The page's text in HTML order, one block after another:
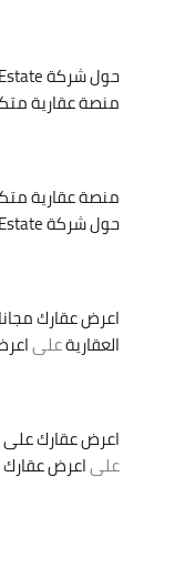
حول شركة Gate Masr Real Estate - بوابة مصر العقارية
منصة عقارية
منصة عقارية
حول شركة Gate Masr Real Estate
اعرض عقارك
العقاريةعلى
اعرض عقارك على
علىاعرض عقارك